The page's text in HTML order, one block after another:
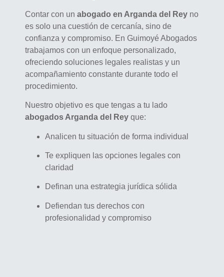
Contar con un abogado en Arganda del Rey no
es solo una cuestión de cercanía, sino de
confianza y compromiso. En Guimoyé Abogados
trabajamos con un enfoque personalizado,
ofreciendo soluciones legales realistas y un
acompañamiento constante durante todo el
procedimiento.
Nuestro objetivo es que tengas a tu lado
abogados Arganda del Rey que:
Analicen tu situación de forma individual
Te expliquen las opciones legales con
claridad
Definan una estrategia jurídica sólida
Defiendan tus derechos con
profesionalidad y compromiso